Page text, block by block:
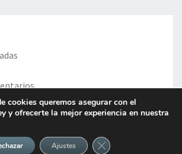
cookies queremos asegurar con el
y ofrecerte la mejor experiencia en nuestra
Ajustes Cerrar el banner de